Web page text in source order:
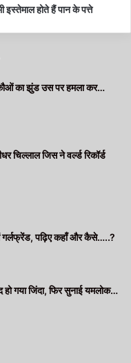
इस्तेमाल होते हैं पान के पत्ते
का झुंड उस पर हमला कर…
जिस ने वर्ल्ड रिकॉर्ड
पढ़िए कहाँ और कैसे…..?
गया जिंदा, फिर सुनाई यमलोक…